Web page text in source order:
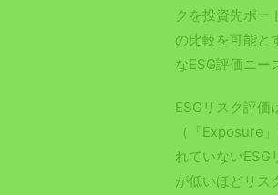
クを投資先ポー
の比較を可能と
なESG評価ニー
ESGリスク評価
（「Exposure
れていない
が低いほどリス